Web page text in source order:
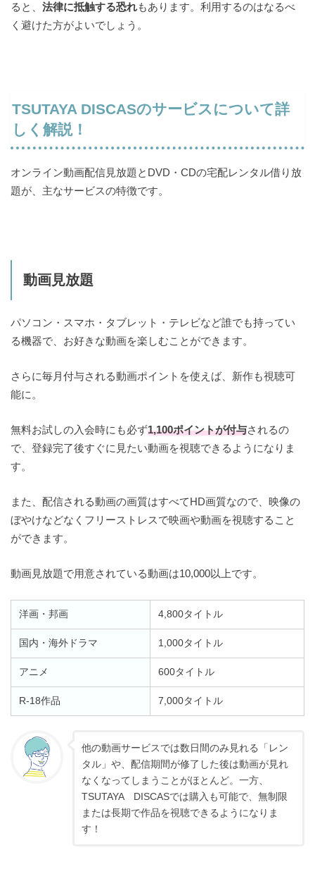
ると、 法律に抵触する恐れもあります。利用するのはなるべ
く避けた方がよいでしょう。
TSUTAYA DISCASのサービスについて詳
しく解説！
オンライン動画配信見放題とDVD・CDの宅配レンタル借り放
題が、主なサービスの特徴です。
動画見放題
パソコン・スマホ・タブレット・テレビなど誰でも持ってい
る機器で、お好きな動画を楽しむことができます。
さらに毎月付与される動画ポイントを使えば、新作も視聴可
能に。
無料お試しの入会時にも必ず1,100ポイントが付与されるの
で、登録完了後すぐに見たい動画を視聴できるようになりま
す。
また、配信される動画の画質はすべてHD画質なので、映像の
ぼやけなどなくフリーストレスで映画や動画を視聴すること
ができます。
動画見放題で用意されている動画は10,000以上です。
洋画・邦画 4,800タイトル
国内・海外ドラマ 1,000タイトル
アニメ 600タイトル
R-18作品 7,000タイトル
他の動画サービスでは数日間のみ見れる「レン
タル」や、配信期間が修了した後は動画が見れ
なくなってしまうことがほとんど。一方、
TSUTAYA DISCASでは購入も可能で、無制限
または長期で作品を視聴できるようになりま
す！